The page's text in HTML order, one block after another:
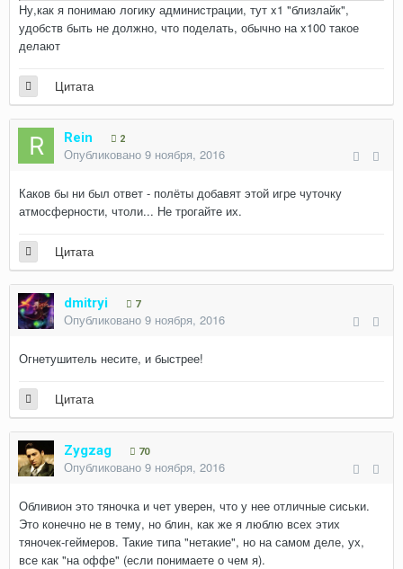
Ну,как я понимаю логику администрации, тут x1 "близлайк",
удобств быть не должно, что поделать, обычно на x100 такое
делают
Цитата
Rein 2
Опубликовано 9 ноября, 2016
Каков бы ни был ответ - полёты добавят этой игре чуточку
атмосферности, чтоли... Не трогайте их.
Цитата
dmitryi 7
Опубликовано 9 ноября, 2016
Огнетушитель несите, и быстрее!
Цитата
Zygzag 70
Опубликовано 9 ноября, 2016
Обливион это тяночка и чет уверен, что у нее отличные сиськи.
Это конечно не в тему, но блин, как же я люблю всех этих
тяночек-геймеров. Такие типа "нетакие", но на самом деле, ух,
все как "на оффе" (если понимаете о чем я).